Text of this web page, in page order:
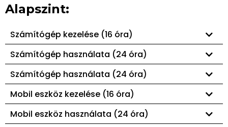
Alapszint:
Számítógép kezelése (16 óra)
Számítógép használata (24 óra)
Számítógép használata (24 óra)
Mobil eszköz kezelése (16 óra)
Mobil eszköz használata (24 óra)